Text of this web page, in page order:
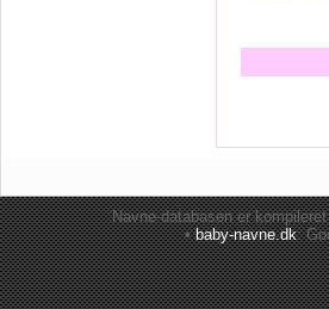
Navne-databasen er
•baby-navne.dk: